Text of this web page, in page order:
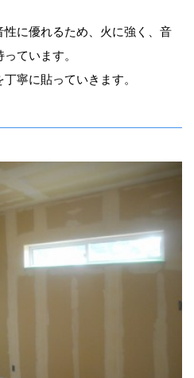
に優れるため、火に強く、音
ています。
寧に貼っていきます。